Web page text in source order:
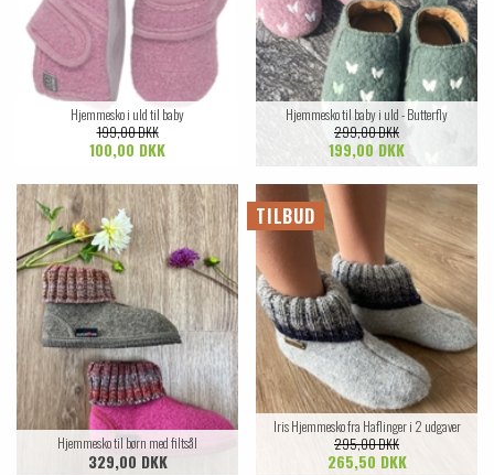
Hjemmesko i uld til baby
199,00 DKK
100,00 DKK
Hjemmesko til baby i uld - Butterfly
299,00 DKK
199,00 DKK
Hjemmesko til børn med filtsål
329,00 DKK
TILBUD
Iris Hjemmesko fra Haflinger i 2 udgaver
295,00 DKK
265,50 DKK